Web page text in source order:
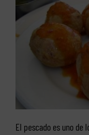
El pescado es uno de